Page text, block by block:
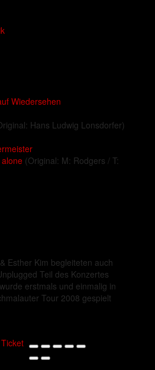
Wiedersehen
Hans Ludwig Lonsdorfer)
(Original: M: Rodgers / T:
Esther Kim begleiteten auch
Teil des Konzertes
erstmals und einmalig in
Tour 2008 gespielt